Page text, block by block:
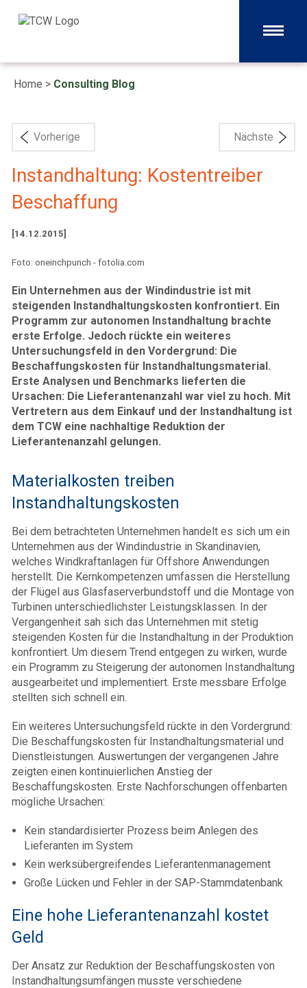
Home > Consulting Blog
Vorherige Nächste
Instandhaltung: Kostentreiber
Beschaffung
[14.12.2015]
Foto: oneinchpunch - fotolia.com
Ein Unternehmen aus der Windindustrie ist mit
steigenden Instandhaltungskosten konfrontiert. Ein
Programm zur autonomen Instandhaltung brachte
erste Erfolge. Jedoch rückte ein weiteres
Untersuchungsfeld in den Vordergrund: Die
Beschaffungskosten für Instandhaltungsmaterial.
Erste Analysen und Benchmarks lieferten die
Ursachen: Die Lieferantenanzahl war viel zu hoch. Mit
Vertretern aus dem Einkauf und der Instandhaltung ist
dem TCW eine nachhaltige Reduktion der
Lieferantenanzahl gelungen.
Materialkosten treiben
Instandhaltungskosten
Bei dem betrachteten Unternehmen handelt es sich um ein
Unternehmen aus der Windindustrie in Skandinavien,
welches Windkraftanlagen für Offshore Anwendungen
herstellt. Die Kernkompetenzen umfassen die Herstellung
der Flügel aus Glasfaserverbundstoff und die Montage von
Turbinen unterschiedlichster Leistungsklassen. In der
Vergangenheit sah sich das Unternehmen mit stetig
steigenden Kosten für die Instandhaltung in der Produktion
konfrontiert. Um diesem Trend entgegen zu wirken, wurde
ein Programm zu Steigerung der autonomen Instandhaltung
ausgearbeitet und implementiert. Erste messbare Erfolge
stellten sich schnell ein.
Ein weiteres Untersuchungsfeld rückte in den Vordergrund:
Die Beschaffungskosten für Instandhaltungsmaterial und
Dienstleistungen. Auswertungen der vergangenen Jahre
zeigten einen kontinuierlichen Anstieg der
Beschaffungskosten. Erste Nachforschungen offenbarten
mögliche Ursachen:
Kein standardisierter Prozess beim Anlegen des
Lieferanten im System
Kein werksübergreifendes Lieferantenmanagement
Große Lücken und Fehler in der SAP-Stammdatenbank
Eine hohe Lieferantenanzahl kostet
Geld
Der Ansatz zur Reduktion der Beschaffungskosten von
Instandhaltungsumfängen musste verschiedene